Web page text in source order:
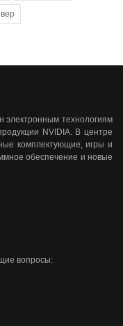
технологиям
NVIDIA. В центре
комплектующие, игры и
обеспечение и новые
вопросы: